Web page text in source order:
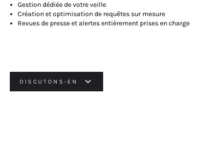
Gestion dédiée de votre veille
Création et optimisation de requêtes sur mesure
Revues de presse et alertes entièrement prises en charge
DISCUTONS-EN